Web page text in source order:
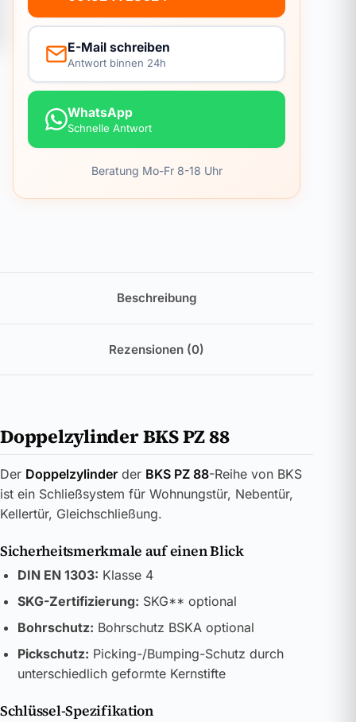
E-Mail schreiben
Antwort binnen 24h
WhatsApp
Schnelle Antwort
Beratung Mo-Fr 8-18 Uhr
Beschreibung
Rezensionen (0)
Doppelzylinder BKS PZ 88
Der Doppelzylinder der BKS PZ 88-Reihe von BKS
ist ein Schließsystem für Wohnungstür, Nebentür,
Kellertür, Gleichschließung.
Sicherheitsmerkmale auf einen Blick
DIN EN 1303: Klasse 4
SKG-Zertifizierung: SKG** optional
Bohrschutz: Bohrschutz BSKA optional
Pickschutz: Picking-/Bumping-Schutz durch
unterschiedlich geformte Kernstifte
Schlüssel-Spezifikation